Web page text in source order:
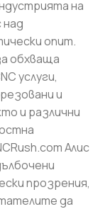
на
опит.
обхваща
услуги,
и
и различни
Алис
прозрения,
да